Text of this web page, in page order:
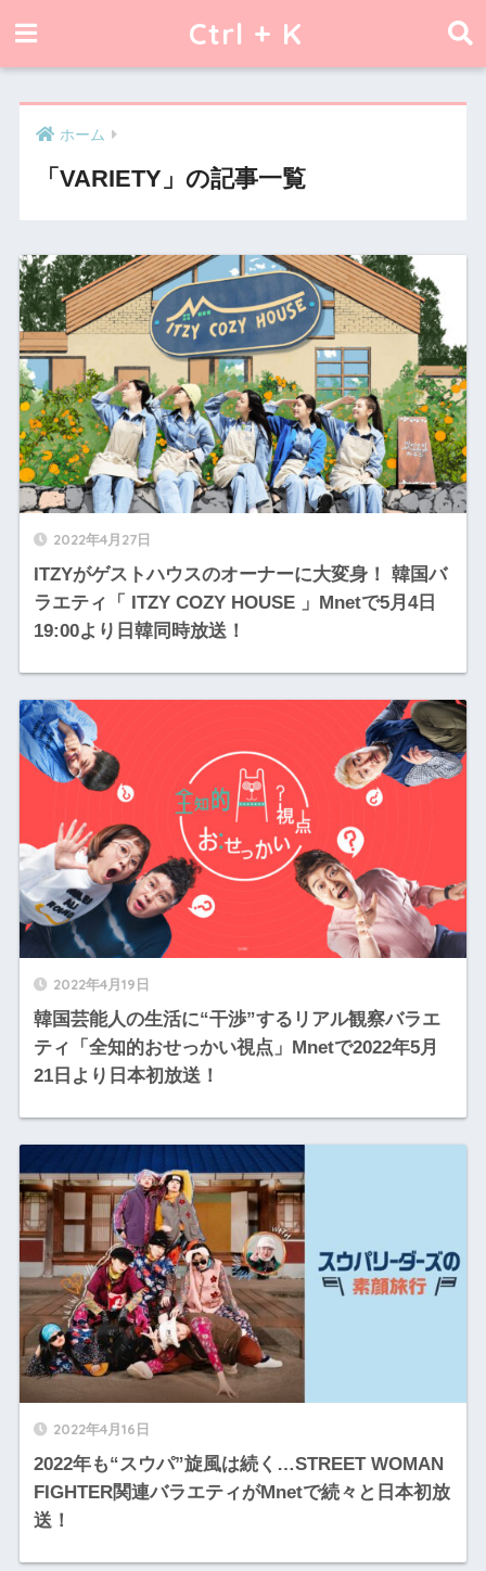
Ctrl + K
ホーム
「VARIETY」の記事一覧
2022年4月27日
ITZYがゲストハウスのオーナーに大変身！ 韓国バ
ラエティ「 ITZY COZY HOUSE 」Mnetで5月4日
19:00より日韓同時放送！
2022年4月19日
韓国芸能人の生活に“干渉”するリアル観察バラエ
ティ「全知的おせっかい視点」Mnetで2022年5月
21日より日本初放送！
2022年4月16日
2022年も“スウパ”旋風は続く…STREET WOMAN
FIGHTER関連バラエティがMnetで続々と日本初放
送！